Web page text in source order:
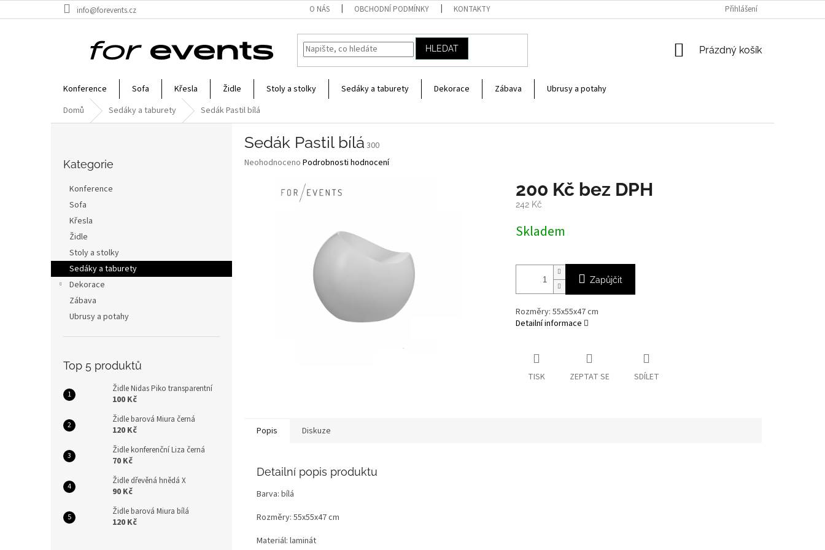
na
info@forevents.cz O NÁS OBCHODNÍ PODMÍNKY KONTAKTY Přihlášení
HLEDAT
NÁKUPNÍ
Prázdný košík
Konference Sofa Křesla Židle Stoly a stolky Sedáky a taburety Dekorace Zábava
Ubrusy a potahy
Domů
Sedáky a taburety Sedák Pastil bílá
a
n
kategorie
Kategorie
Konference
Sofa
Křesla
Židle
Stoly a stolky
Sedáky a taburety
Dekorace
Zábava
Ubrusy a potahy
Top 5 produktů
Židle Nidas Piko transparentní
100 Kč
Židle barová Miura černá
120 Kč
Židle konferenční Liza černá
70 Kč
Židle dřevěná hnědá X
90 Kč
Židle barová Miura bílá
120 Kč
Sedák Pastil bílá 300
Průměrné
Neohodnoceno Podrobnosti hodnocení
200 Kč bez DPH
242 Kč
cena:
Skladem
Zapůjčit
Rozměry: 55x55x47 cm
Detailní informace
TISK ZEPTAT SE SDÍLET
Popis Diskuze
Detailní popis produktu
Barva: bílá
Rozměry: 55x55x47 cm
Materiál: laminát